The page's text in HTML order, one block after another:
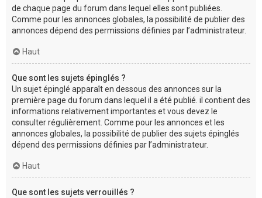
de chaque page du forum dans lequel elles sont publiées.
Comme pour les annonces globales, la possibilité de publier des
annonces dépend des permissions définies par l’administrateur.
Haut
Que sont les sujets épinglés ?
Un sujet épinglé apparaît en dessous des annonces sur la
première page du forum dans lequel il a été publié. il contient des
informations relativement importantes et vous devez le
consulter régulièrement. Comme pour les annonces et les
annonces globales, la possibilité de publier des sujets épinglés
dépend des permissions définies par l’administrateur.
Haut
Que sont les sujets verrouillés ?